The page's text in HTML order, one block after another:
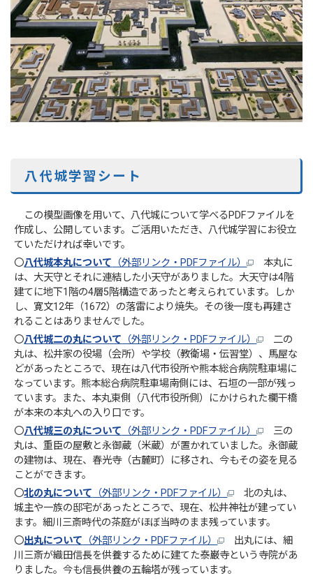
八代城学習シート
この模型画像を用いて、八代城について学べるPDFファイルを
作成し、公開しています。ご活用いただき、八代城学習にお役立
ていただければ幸いです。
〇八代城本丸について （外部リンク・PDFファイル）
本丸に
は、大天守とそれに連結した小天守がありました。大天守は4階
建てに地下1階の4層5階構造であったと考えられています。しか
し、寛文12年（1672）の落雷により焼失。その後一度も再建さ
れることはありませんでした。
〇八代城二の丸について （外部リンク・PDFファイル）
二の
丸は、松井家の役場（会所）や学校（教衛場・伝習堂）、馬屋な
どがあったところで、現在は八代市役所や熊本総合病院駐車場に
なっています。熊本総合病院駐車場南側には、石垣の一部が残っ
ています。また、本丸東側（八代市役所側）にかけられた欄干橋
が本来の本丸への入り口です。
〇八代城三の丸について （外部リンク・PDFファイル）
三の
丸は、重臣の屋敷と永御蔵（米蔵）が置かれていました。永御蔵
の建物は、現在、春光寺（古麓町）に移され、今もその姿を見る
ことができます。
〇北の丸について （外部リンク・PDFファイル）
北の丸は、
城主や一族の邸宅があったところで、現在、松井神社が建ってい
ます。細川三斎時代の茶庭がほぼ当時のまま残っています。
〇出丸について （外部リンク・PDFファイル）
出丸には、細
川三斎が織田信長を供養するために建てた泰巌寺という寺院があ
りました。今も信長供養の五輪塔が残っています。